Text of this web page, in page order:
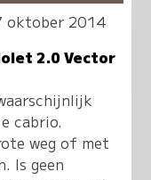
oktober 2014
2.0 Vector
cabrio.
weg of met
Is geen